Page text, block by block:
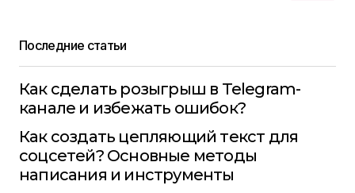
Последние статьи
Как сделать розыгрыш в Telegram-
канале и избежать ошибок?
Как создать цепляющий текст для
соцсетей? Основные методы
написания и инструменты